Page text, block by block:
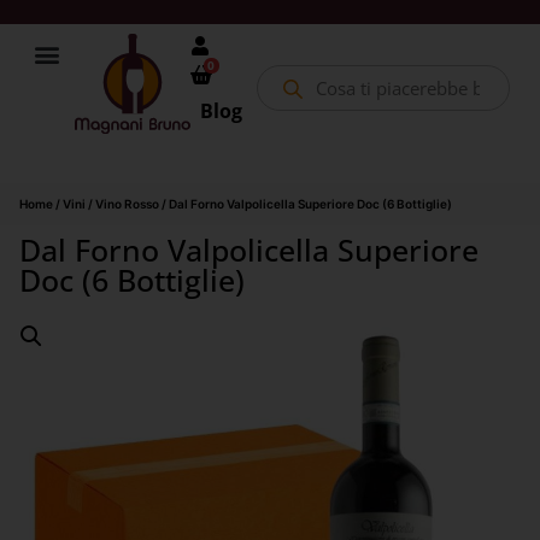
0
Blog
Home / Vini / Vino Rosso / Dal Forno Valpolicella Superiore Doc (6 Bottiglie)
Dal Forno Valpolicella Superiore
Doc (6 Bottiglie)